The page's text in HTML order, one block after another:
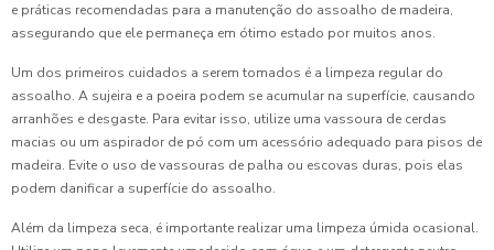
e práticas recomendadas para a manutenção do assoalho de madeira,
assegurando que ele permaneça em ótimo estado por muitos anos.
Um dos primeiros cuidados a serem tomados é a limpeza regular do
assoalho. A sujeira e a poeira podem se acumular na superfície, causando
arranhões e desgaste. Para evitar isso, utilize uma vassoura de cerdas
macias ou um aspirador de pó com um acessório adequado para pisos de
madeira. Evite o uso de vassouras de palha ou escovas duras, pois elas
podem danificar a superfície do assoalho.
Além da limpeza seca, é importante realizar uma limpeza úmida ocasional.